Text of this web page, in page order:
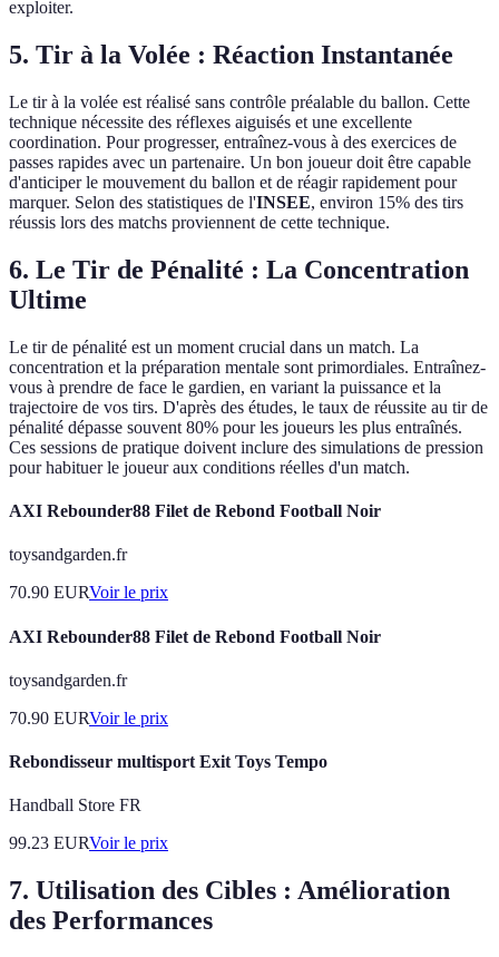
exploiter.
5. Tir à la Volée : Réaction Instantanée
Le tir à la volée est réalisé sans contrôle préalable du ballon. Cette
technique nécessite des réflexes aiguisés et une excellente
coordination. Pour progresser, entraînez-vous à des exercices de
passes rapides avec un partenaire. Un bon joueur doit être capable
d'anticiper le mouvement du ballon et de réagir rapidement pour
marquer. Selon des statistiques de l'INSEE, environ 15% des tirs
réussis lors des matchs proviennent de cette technique.
6. Le Tir de Pénalité : La Concentration
Ultime
Le tir de pénalité est un moment crucial dans un match. La
concentration et la préparation mentale sont primordiales. Entraînez-
vous à prendre de face le gardien, en variant la puissance et la
trajectoire de vos tirs. D'après des études, le taux de réussite au tir de
pénalité dépasse souvent 80% pour les joueurs les plus entraînés.
Ces sessions de pratique doivent inclure des simulations de pression
pour habituer le joueur aux conditions réelles d'un match.
AXI Rebounder88 Filet de Rebond Football Noir
toysandgarden.fr
70.90 EURVoir le prix
AXI Rebounder88 Filet de Rebond Football Noir
toysandgarden.fr
70.90 EURVoir le prix
Rebondisseur multisport Exit Toys Tempo
Handball Store FR
99.23 EURVoir le prix
7. Utilisation des Cibles : Amélioration
des Performances